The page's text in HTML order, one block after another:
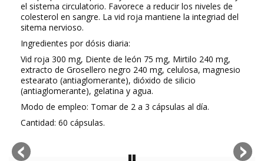
el sistema circulatorio. Favorece a reducir los niveles de
colesterol en sangre. La vid roja mantiene la integriad del
sitema nervioso.
Ingredientes por dósis diaria:
Vid roja 300 mg, Diente de león 75 mg, Mirtilo 240 mg,
extracto de Grosellero negro 240 mg, celulosa, magnesio
estearato (antiaglomerante), dióxido de silicio
(antiaglomerante), gelatina y agua.
Modo de empleo: Tomar de 2 a 3 cápsulas al día.
Cantidad: 60 cápsulas.